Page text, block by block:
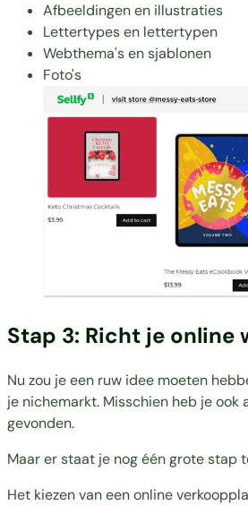
Afbeeldingen en illustraties
Lettertypes en lettertypen
Webthema's en sjablonen
Foto's
Stap 3: Richt je online
Nu zou je een ruw idee moeten
je nichemarkt. Misschien heb je ook
gevonden.
Maar er staat je nog één grote stap
Het kiezen van een online